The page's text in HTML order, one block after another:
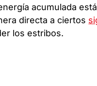
acumulada
directa a ciertos
los estribos.